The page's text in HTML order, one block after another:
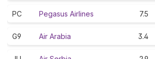
PC Pegasus Airlines 7.5
G9 Air Arabia 3.4